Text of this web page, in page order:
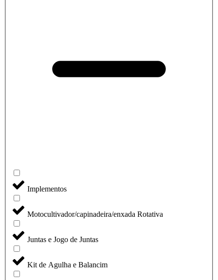
Implementos
Motocultivador/capinadeira/enxada Rotativa
Juntas e Jogo de Juntas
Kit de Agulha e Balancim